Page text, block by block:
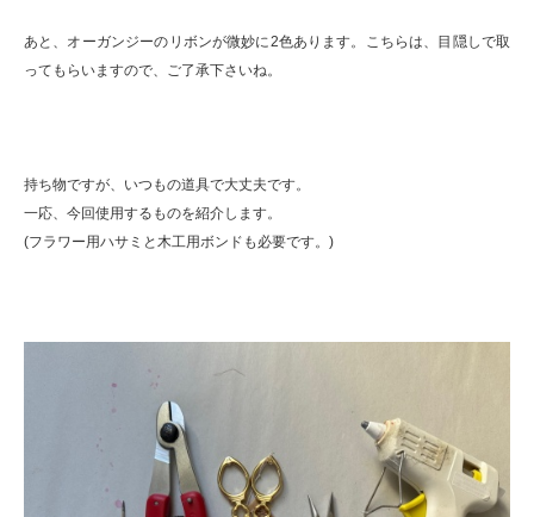
あと、オーガンジーのリボンが微妙に2色あります。こちらは、目隠しで取
ってもらいますので、ご了承下さいね。
持ち物ですが、いつもの道具で大丈夫です。
一応、今回使用するものを紹介します。
(フラワー用ハサミと木工用ボンドも必要です。)